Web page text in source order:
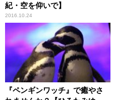
紀・空を仰いで】
2016.10.24
『ペンギンワッチ』で癒やさ